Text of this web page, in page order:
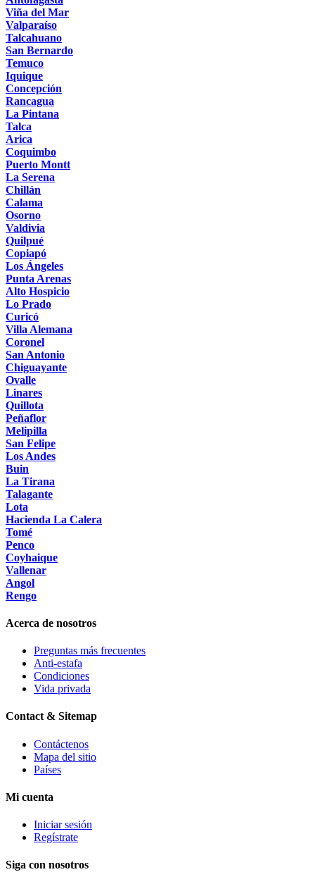
Viña del Mar
Valparaíso
Talcahuano
San Bernardo
Temuco
Iquique
Concepción
Rancagua
La Pintana
Talca
Arica
Coquimbo
Puerto Montt
La Serena
Chillán
Calama
Osorno
Valdivia
Quilpué
Copiapó
Los Ángeles
Punta Arenas
Alto Hospicio
Lo Prado
Curicó
Villa Alemana
Coronel
San Antonio
Chiguayante
Ovalle
Linares
Quillota
Peñaflor
Melipilla
San Felipe
Los Andes
Buin
La Tirana
Talagante
Lota
Hacienda La Calera
Tomé
Penco
Coyhaique
Vallenar
Angol
Rengo
Acerca de nosotros
Preguntas más frecuentes
Anti-estafa
Condiciones
Vida privada
Contact & Sitemap
Contáctenos
Mapa del sitio
Países
Mi cuenta
Iniciar sesión
Regístrate
Siga con nosotros